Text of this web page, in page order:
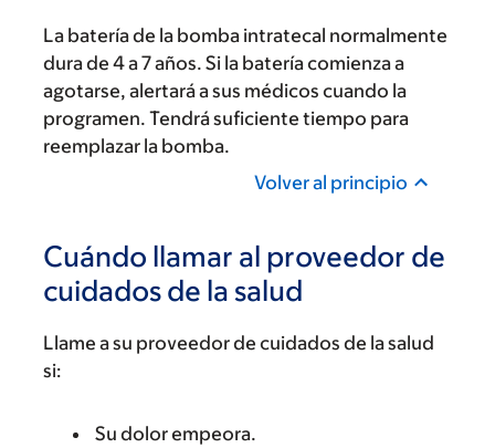
La batería de la bomba intratecal normalmente
dura de 4 a 7 años. Si la batería comienza a
agotarse, alertará a sus médicos cuando la
programen. Tendrá suficiente tiempo para
reemplazar la bomba.
Volver al principio
Cuándo llamar al proveedor de
cuidados de la salud
Llame a su proveedor de cuidados de la salud
si:
Su dolor empeora.